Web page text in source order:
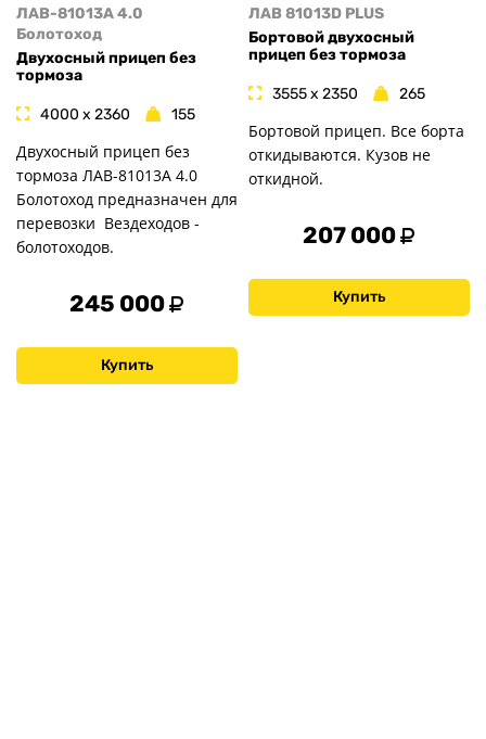
ЛАВ-81013А 4.0
Болотоход
Двухосный прицеп без
тормоза
4000 x 2360 155
Двухосный прицеп без
тормоза ЛАВ-81013А 4.0
Болотоход предназначен для
перевозки Вездеходов -
болотоходов.
245 000
Купить
ЛАВ 81013D PLUS
Бортовой двухосный
прицеп без тормоза
3555 x 2350 265
Бортовой прицеп. Все борта
откидываются. Кузов не
откидной.
207 000
Купить